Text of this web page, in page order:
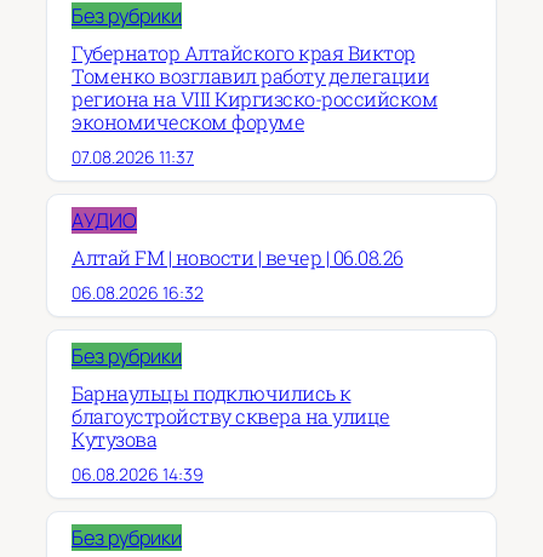
Без рубрики
Губернатор Алтайского края Виктор
Томенко возглавил работу делегации
региона на VIII Киргизско-российском
экономическом форуме
07.08.2026 11:37
АУДИО
Алтай FM | новости | вечер | 06.08.26
06.08.2026 16:32
Без рубрики
Барнаульцы подключились к
благоустройству сквера на улице
Кутузова
06.08.2026 14:39
Без рубрики